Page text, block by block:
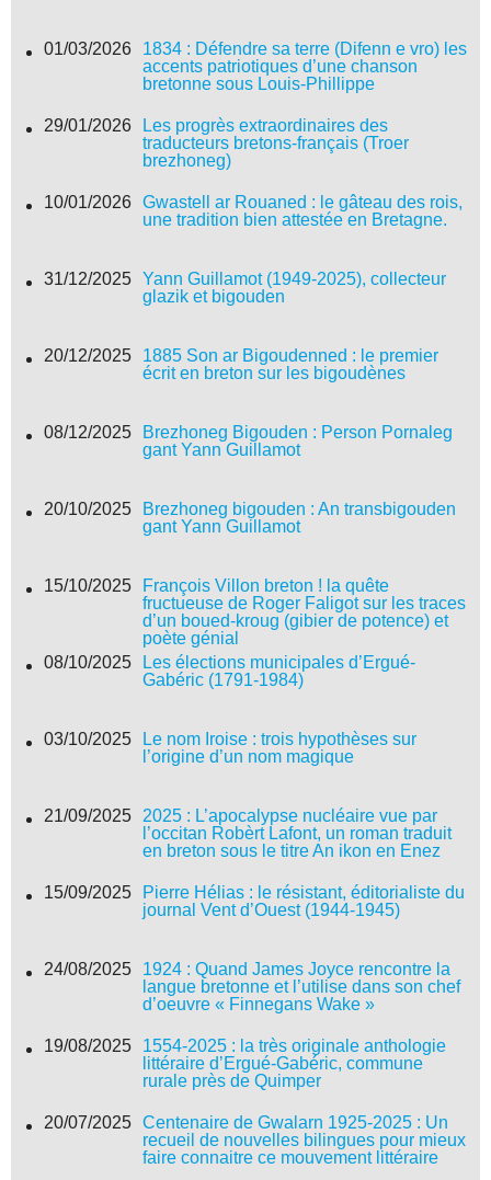
1834 : Défendre sa terre (Difenn e vro) les
accents patriotiques d’une chanson
bretonne sous Louis-Phillippe
01/03/2026
Les progrès extraordinaires des
traducteurs bretons-français (Troer
brezhoneg)
29/01/2026
Gwastell ar Rouaned : le gâteau des rois,
une tradition bien attestée en Bretagne.
10/01/2026
Yann Guillamot (1949-2025), collecteur
glazik et bigouden
31/12/2025
1885 Son ar Bigoudenned : le premier
écrit en breton sur les bigoudènes
20/12/2025
Brezhoneg Bigouden : Person Pornaleg
gant Yann Guillamot
08/12/2025
Brezhoneg bigouden : An transbigouden
gant Yann Guillamot
20/10/2025
François Villon breton ! la quête
fructueuse de Roger Faligot sur les traces
d’un boued-kroug (gibier de potence) et
poète génial
15/10/2025
Les élections municipales d’Ergué-
Gabéric (1791-1984)
08/10/2025
Le nom Iroise : trois hypothèses sur
l’origine d’un nom magique
03/10/2025
2025 : L’apocalypse nucléaire vue par
l’occitan Robèrt Lafont, un roman traduit
en breton sous le titre An ikon en Enez
21/09/2025
Pierre Hélias : le résistant, éditorialiste du
journal Vent d’Ouest (1944-1945)
15/09/2025
1924 : Quand James Joyce rencontre la
langue bretonne et l’utilise dans son chef
d’oeuvre « Finnegans Wake »
24/08/2025
1554-2025 : la très originale anthologie
littéraire d’Ergué-Gabéric, commune
rurale près de Quimper
19/08/2025
Centenaire de Gwalarn 1925-2025 : Un
recueil de nouvelles bilingues pour mieux
faire connaitre ce mouvement littéraire
20/07/2025